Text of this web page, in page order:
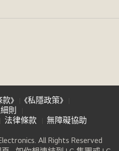
》
《私隱政策》
則
法律條款 無障礙協助
All Rights Reserved